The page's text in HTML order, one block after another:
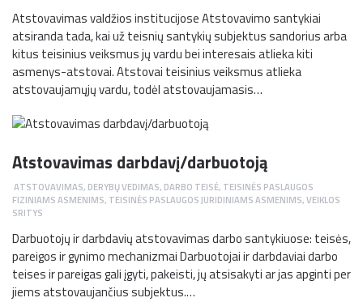
Atstovavimas valdžios institucijose Atstovavimo santykiai
atsiranda tada, kai už teisnių santykių subjektus sandorius arba
kitus teisinius veiksmus jų vardu bei interesais atlieka kiti
asmenys-atstovai. Atstovai teisinius veiksmus atlieka
atstovaujamųjų vardu, todėl atstovaujamasis…
Atstovavimas darbdavį/darbuotoją
ATSTOVAVIMAS, DERYBŲ VEDIMAS, DARBO TEISĖ, TEISINĖS PASLAUGOS
FIZINIAMS ASMENIMS, TEISINĖS PASLAUGOS JURIDINIAMS ASMENIMS,VEIKLOS
SRITYS
Darbuotojų ir darbdavių atstovavimas darbo santykiuose: teisės,
pareigos ir gynimo mechanizmai Darbuotojai ir darbdaviai darbo
teises ir pareigas gali įgyti, pakeisti, jų atsisakyti ar jas apginti per
jiems atstovaujančius subjektus.…